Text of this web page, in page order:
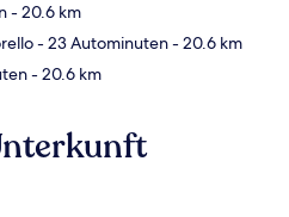
- 20.6 km
- 23 Autominuten- 20.6 km
- 20.6 km